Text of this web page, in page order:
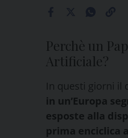
Perchè un
Artificiale?
In questi giorni il
in un’Europa
esposte alla
prima enciclica